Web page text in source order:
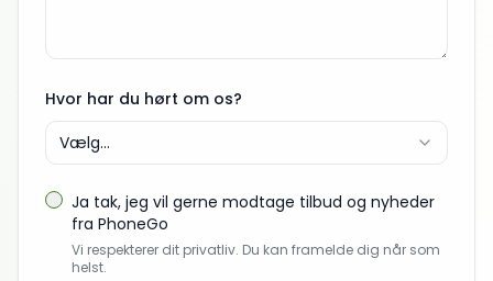
Hvor har du hørt om os?
Vælg...
Ja tak, jeg vil gerne modtage tilbud og nyheder
fra PhoneGo
Vi respekterer dit privatliv. Du kan framelde dig når som
helst.